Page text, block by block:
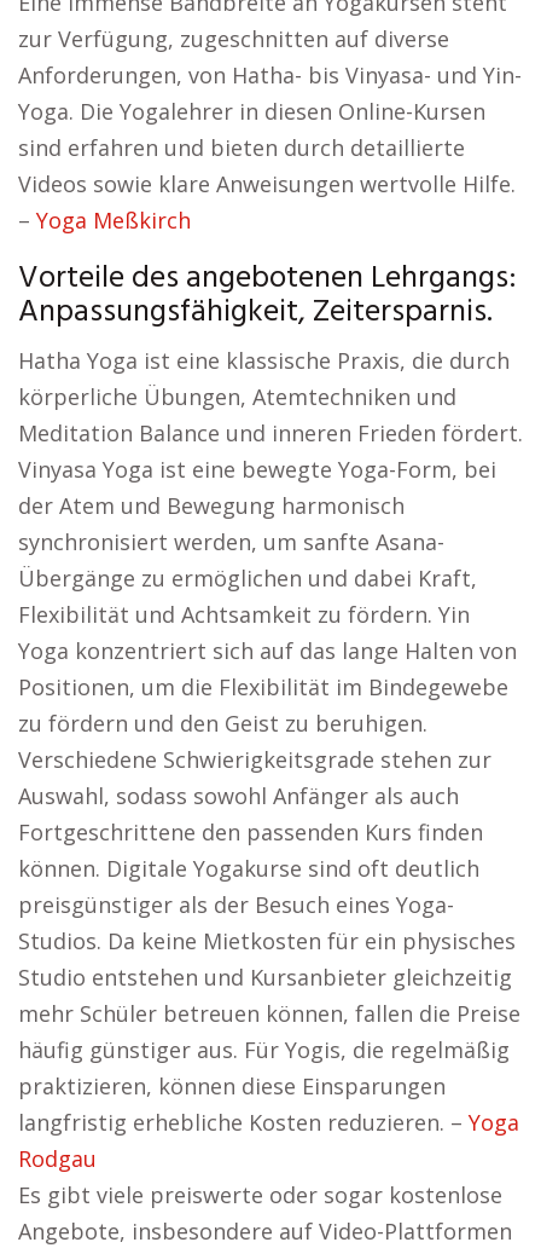
zur Verfügung, zugeschnitten auf diverse
Anforderungen, von Hatha- bis Vinyasa- und Yin-
Yoga. Die Yogalehrer in diesen Online-Kursen
sind erfahren und bieten durch detaillierte
Videos sowie klare Anweisungen wertvolle Hilfe.
– Yoga Meßkirch
Vorteile des angebotenen Lehrgangs:
Anpassungsfähigkeit, Zeitersparnis.
Hatha Yoga ist eine klassische Praxis, die durch
körperliche Übungen, Atemtechniken und
Meditation Balance und inneren Frieden fördert.
Vinyasa Yoga ist eine bewegte Yoga-Form, bei
der Atem und Bewegung harmonisch
synchronisiert werden, um sanfte Asana-
Übergänge zu ermöglichen und dabei Kraft,
Flexibilität und Achtsamkeit zu fördern. Yin
Yoga konzentriert sich auf das lange Halten von
Positionen, um die Flexibilität im Bindegewebe
zu fördern und den Geist zu beruhigen.
Verschiedene Schwierigkeitsgrade stehen zur
Auswahl, sodass sowohl Anfänger als auch
Fortgeschrittene den passenden Kurs finden
können. Digitale Yogakurse sind oft deutlich
preisgünstiger als der Besuch eines Yoga-
Studios. Da keine Mietkosten für ein physisches
Studio entstehen und Kursanbieter gleichzeitig
mehr Schüler betreuen können, fallen die Preise
häufig günstiger aus. Für Yogis, die regelmäßig
praktizieren, können diese Einsparungen
langfristig erhebliche Kosten reduzieren. – Yoga
Rodgau
Es gibt viele preiswerte oder sogar kostenlose
Angebote, insbesondere auf Video-Plattformen